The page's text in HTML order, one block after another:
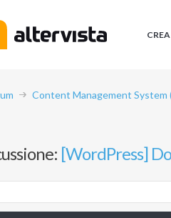
Content Management System
[WordPress]